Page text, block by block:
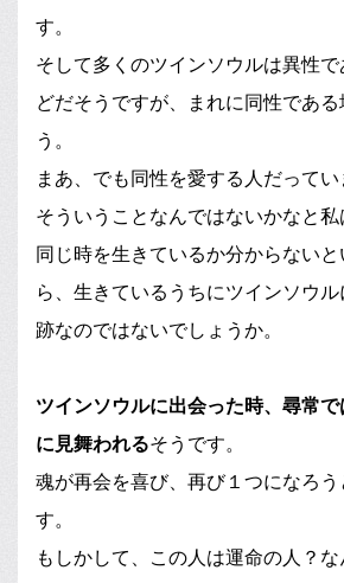
す。
そして多くのツインソウルは異性
どだそうですが、まれに同性であ
う。
まあ、でも同性を愛する人だってい
そういうことなんではないかなと私
同じ時を生きているか分からない
ら、生きているうちにツインソウ
跡なのではないでしょうか。
ツインソウルに出会った時、尋常
に見舞われるそうです。
魂が再会を喜び、再び１つになろう
す。
もしかして、この人は運命の人？な